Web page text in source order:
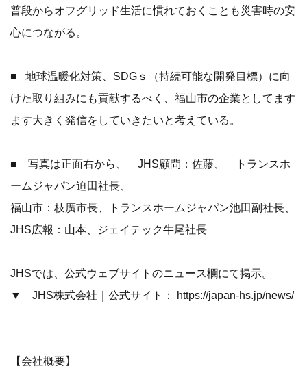
普段からオフグリッド生活に慣れておくことも災害時の安
心につながる。
■ 地球温暖化対策、SDGｓ（持続可能な開発目標）に向
けた取り組みにも貢献するべく、福山市の企業としてます
ます大きく発信をしていきたいと考えている。
■ 写真は正面右から、 JHS顧問：佐藤、 トランスホ
ームジャパン迫田社長、
福山市：枝廣市長、トランスホームジャパン池田副社長、
JHS広報：山本、ジェイテック牛尾社長
JHSでは、公式ウェブサイトのニュース欄にて掲示。
▼ JHS株式会社｜公式サイト：
https://japan-hs.jp/news/
【会社概要】